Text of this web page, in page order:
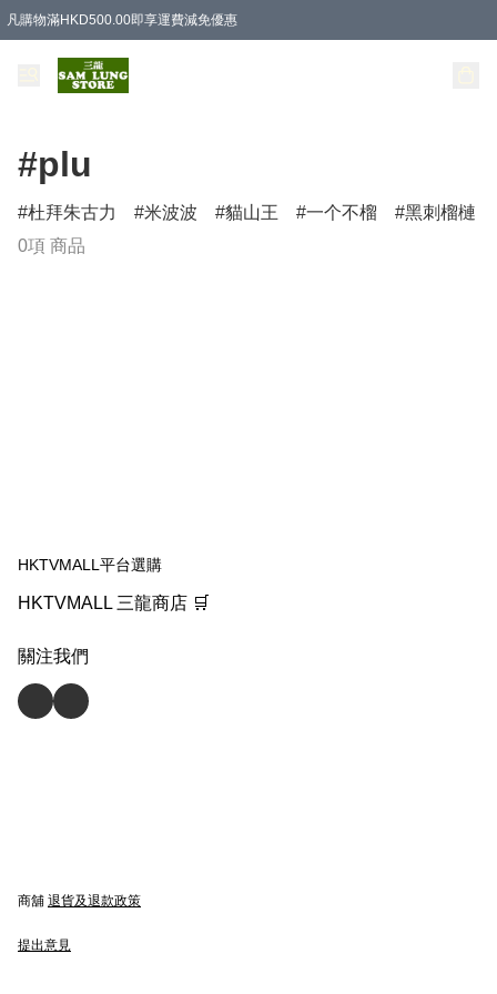
凡購物滿HKD500.00即享運費減免優惠
#plu
杜拜朱古力 米波波 貓山王 一个不榴
黑刺榴槤
0項 商品
HKTVMALL平台選購
HKTVMALL 三龍商店 🛒
關注我們
商舖 退貨及退款政策
提出意見